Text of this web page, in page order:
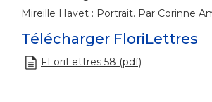
Mireille Havet : Portrait. Par Corinne
Télécharger FloriLettres
FLoriLettres 58 (pdf)